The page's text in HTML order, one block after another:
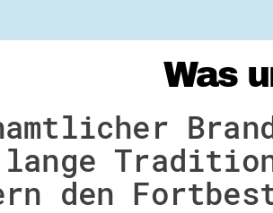
Was
den